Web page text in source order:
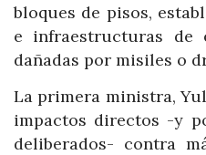
bloques de pisos,
e infraestructuras de
dañadas por misiles o
La primera ministra,
impactos directos -y
deliberados- contra